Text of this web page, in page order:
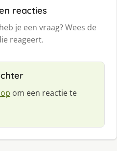
reacties
je een vraag? Wees de
reageert.
om een reactie te